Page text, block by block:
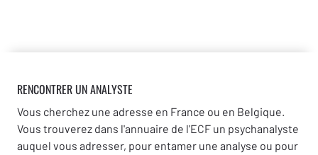
RENCONTRER UN ANALYSTE
Vous cherchez une adresse en France ou en Belgique.
Vous trouverez dans l'annuaire de l'ECF un psychanalyste
auquel vous adresser, pour entamer une analyse ou pour